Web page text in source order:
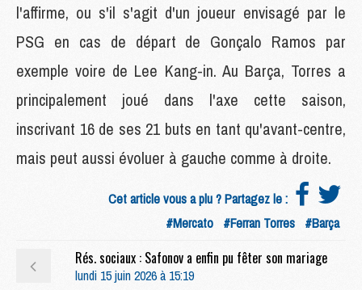
l'affirme, ou s'il s'agit d'un joueur envisagé par le
PSG en cas de départ de Gonçalo Ramos par
exemple voire de Lee Kang-in. Au Barça, Torres a
principalement joué dans l'axe cette saison,
inscrivant 16 de ses 21 buts en tant qu'avant-centre,
mais peut aussi évoluer à gauche comme à droite.
Cet article vous a plu ? Partagez le :
#Mercato #Ferran Torres #Barça
Rés. sociaux : Safonov a enfin pu fêter son mariage
lundi 15 juin 2026 à 15:19